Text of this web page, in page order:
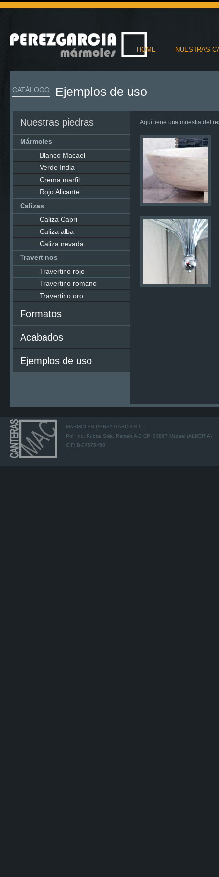
HOME NUESTRAS
CATÁLOGO Ejemplos de uso
Nuestras piedras
Mármoles
Blanco Macael
Verde India
Crema marfil
Rojo Alicante
Calizas
Caliza Capri
Caliza alba
Caliza nevada
Travertinos
Travertino rojo
Travertino romano
Travertino oro
Formatos
Acabados
Ejemplos de uso
Aquí tiene una muestra del
MARMOLES PEREZ GARCIA S.L.
Pol. Ind. Rubira Sola. Parcela A-3 CP: 04867 Macael (ALMERIA)
CIF: B-04675450